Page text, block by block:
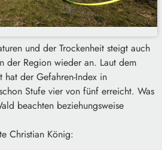
und der Trockenheit steigt auch
der Region wieder an. Laut dem
hat der Gefahren-Index in
Stufe vier von fünf erreicht. Was
beachten beziehungsweise
Christian König: